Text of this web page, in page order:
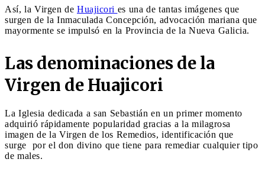
Así, la Virgen de Huajicori es una de tantas imágenes que
surgen de la Inmaculada Concepción, advocación mariana que
mayormente se impulsó en la Provincia de la Nueva Galicia.
Las denominaciones de la
Virgen de Huajicori
La Iglesia dedicada a san Sebastián en un primer momento
adquirió rápidamente popularidad gracias a la milagrosa
imagen de la Virgen de los Remedios, identificación que
surge por el don divino que tiene para remediar cualquier tipo
de males.